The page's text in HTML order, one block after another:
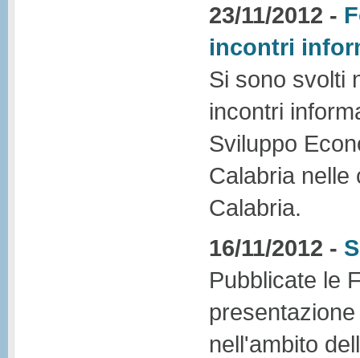
23/11/2012 -
incontri
Si sono svolti
incontri
Sviluppo
Calabria nelle
Calabria.
16/11/2012 -
Pubblicate le
nell'ambito